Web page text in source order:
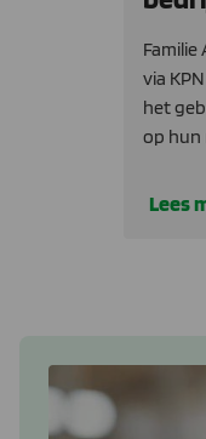
via
het
op hun
Lees